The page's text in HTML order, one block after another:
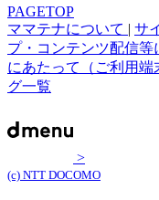
PAGETOP
ママテナについて | サ
プ・コンテンツ配信
にあたって（ご利用端
グ一覧
>
(c) NTT DOCOMO